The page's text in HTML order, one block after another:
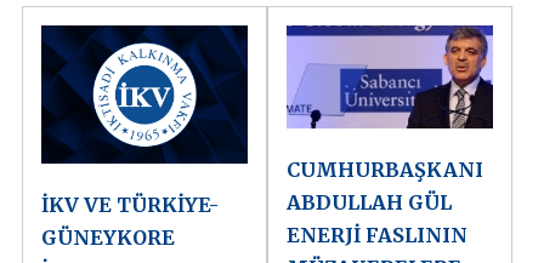
İKV VE TÜRKİYE-
GÜNEYKORE
CUMHURBAŞKANI
ABDULLAH GÜL
ENERJİ FASLININ